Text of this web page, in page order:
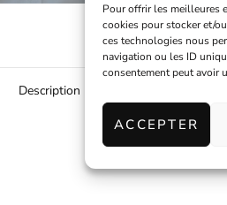
Pour offrir les meilleures
cookies pour stocker et/
ces technologies nous
navigation ou les ID
consentement peut avoir
ACCEPTER
Description